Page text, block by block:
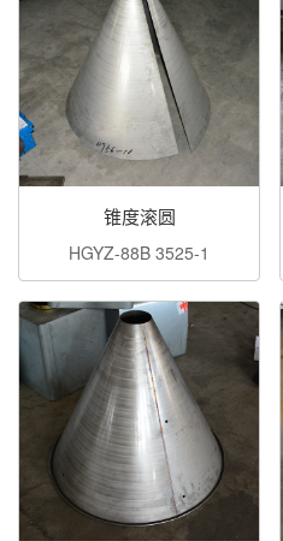
锥度滚圆
HGYZ-88B 3525-1